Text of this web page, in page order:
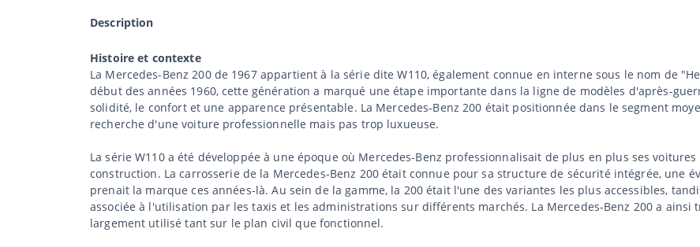
Description
Histoire et contexte
La Mercedes-Benz 200 de 1967 appartient à la série dite W110, également connue en interne sous le nom de
début des années 1960, cette génération a marqué une étape importante dans la ligne de modèles d'après-
solidité, le confort et une apparence présentable. La Mercedes-Benz 200 était positionnée dans le segment
recherche d'une voiture professionnelle mais pas trop luxueuse.
La série W110 a été développée à une époque où Mercedes-Benz professionnalisait de plus en plus ses
construction. La carrosserie de la Mercedes-Benz 200 était connue pour sa structure de sécurité intégrée, une
prenait la marque ces années-là. Au sein de la gamme, la 200 était l'une des variantes les plus accessibles,
associée à l'utilisation par les taxis et les administrations sur différents marchés. La Mercedes-Benz 200 a ainsi
largement utilisé tant sur le plan civil que fonctionnel.